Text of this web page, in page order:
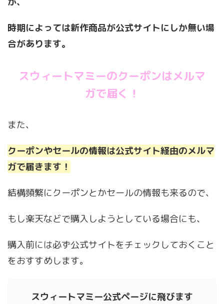
時期によっては新作商品が公式サイトにしか無い場
合があります。
スウィートマミーのクーポンはメルマ
ガで届く！
また、
クーポンやセールの情報は公式サイト経由のメルマ
ガで届きます！
結構頻繁にクーポンとかセールの情報も来るので、
もし楽天などで購入しようとしている場合にも、
購入前には必ず公式サイトをチェックしておくこと
をおすすめします。
スウィートマミー公式ページに飛びます